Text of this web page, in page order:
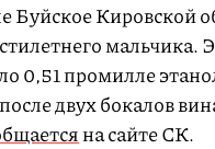
Буйское Кировской
мальчика.
0,51 промилле
двух бокалов
на сайте СК.